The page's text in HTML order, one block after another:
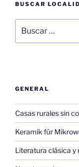
BUSCAR
por:
GENERAL
Casas rurales sin
Keramik für
Literatura clásica y